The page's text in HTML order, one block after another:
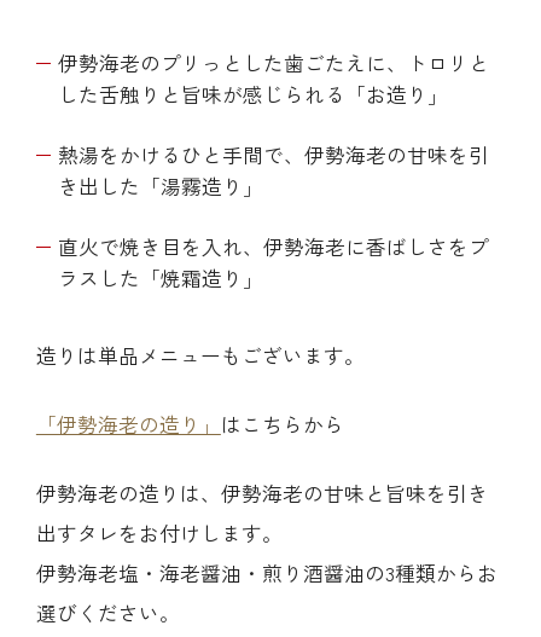
伊勢海老のプリっとした歯ごたえに、トロリと
した舌触りと旨味が感じられる「お造り」
熱湯をかけるひと手間で、伊勢海老の甘味を引
き出した「湯霧造り」
直火で焼き目を入れ、伊勢海老に香ばしさをプ
ラスした「焼霜造り」
造りは単品メニューもございます。
「伊勢海老の造り」 はこちらから
伊勢海老の造りは、伊勢海老の甘味と旨味を引き
出すタレをお付けします。
伊勢海老塩・海老醤油・煎り酒醤油の3種類からお
選びください。